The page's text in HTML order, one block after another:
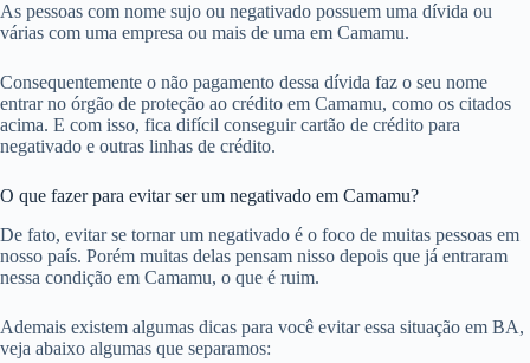
As pessoas com nome sujo ou negativado possuem uma dívida ou
várias com uma empresa ou mais de uma em Camamu.
Consequentemente o não pagamento dessa dívida faz o seu nome
entrar no órgão de proteção ao crédito em Camamu, como os citados
acima. E com isso, fica difícil conseguir cartão de crédito para
negativado e outras linhas de crédito.
O que fazer para evitar ser um negativado em Camamu?
De fato, evitar se tornar um negativado é o foco de muitas pessoas em
nosso país. Porém muitas delas pensam nisso depois que já entraram
nessa condição em Camamu, o que é ruim.
Ademais existem algumas dicas para você evitar essa situação em BA,
veja abaixo algumas que separamos: